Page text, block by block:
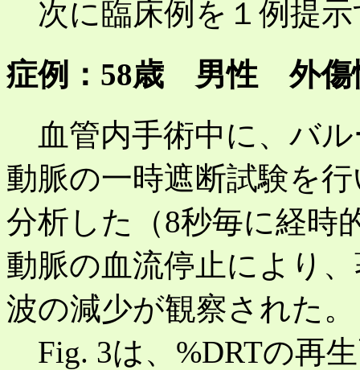
次に臨床例を１例提示
症例：58歳 男性 外傷
血管内手術中に、バ
動脈の一時遮断試験を
分析した（8秒毎に経時
動脈の血流停止により
波の減少が観察された。
Fig. 3は、%DRTの再